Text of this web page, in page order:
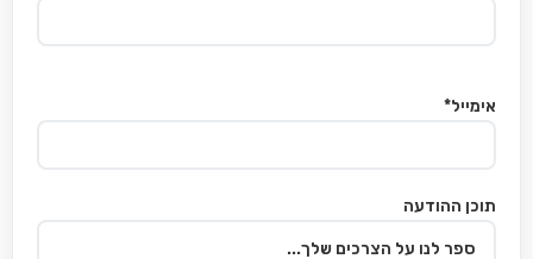
אימייל*
תוכן ההודעה